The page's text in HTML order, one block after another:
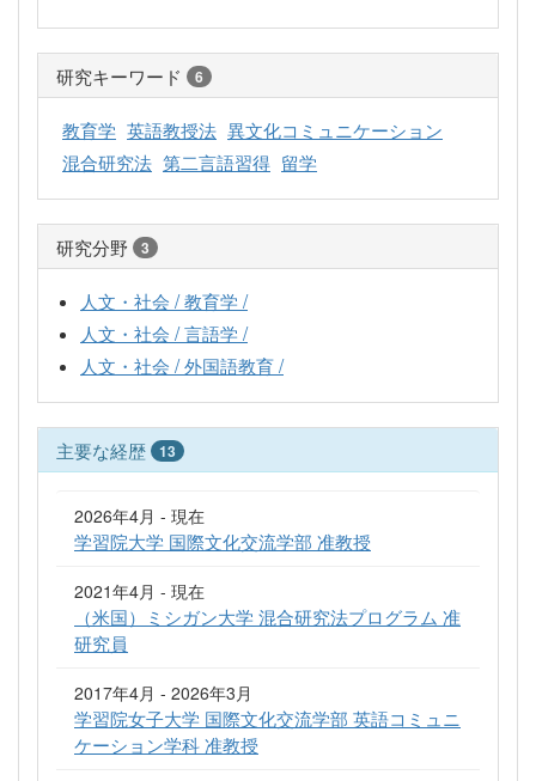
研究キーワード 6
教育学 英語教授法 異文化コミュニケーション
混合研究法 第二言語習得 留学
研究分野 3
人文・社会 / 教育学 /
人文・社会 / 言語学 /
人文・社会 / 外国語教育 /
主要な経歴 13
2026年4月 - 現在
学習院大学 国際文化交流学部 准教授
2021年4月 - 現在
（米国）ミシガン大学 混合研究法プログラム 准
研究員
2017年4月 - 2026年3月
学習院女子大学 国際文化交流学部 英語コミュニ
ケーション学科 准教授